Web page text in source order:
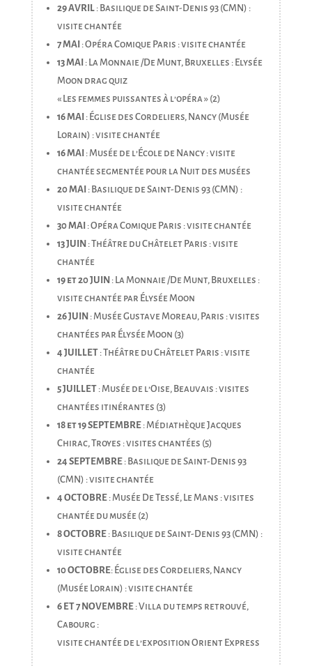
29 AVRIL: Basilique de Saint-Denis 93 (CMN) :
visite chantée
7 MAI : Opéra Comique Paris : visite chantée
13 MAI : La Monnaie /De Munt, Bruxelles : Elysée
Moon drag quiz
« Les femmes puissantes à l’opéra » (2)
16 MAI : Église des Cordeliers, Nancy (Musée
Lorain) : visite chantée
16 MAI : Musée de l’École de Nancy : visite
chantée segmentée pour la Nuit des musées
20 MAI : Basilique de Saint-Denis 93 (CMN) :
visite chantée
30 MAI : Opéra Comique Paris : visite chantée
13 JUIN : Théâtre du Châtelet Paris : visite
chantée
19 et 20 JUIN : La Monnaie /De Munt, Bruxelles :
visite chantée par Élysée Moon
26 JUIN : Musée Gustave Moreau, Paris : visites
chantées par Élysée Moon (3)
4 JUILLET: Théâtre du Châtelet Paris : visite
chantée
5 JUILLET: Musée de l’Oise, Beauvais : visites
chantées itinérantes (3)
18 et 19 SEPTEMBRE: Médiathèque Jacques
Chirac, Troyes : visites chantées (5)
24 SEPTEMBRE: Basilique de Saint-Denis 93
(CMN) : visite chantée
4 OCTOBRE: Musée De Tessé, Le Mans : visites
chantée du musée (2)
8 OCTOBRE: Basilique de Saint-Denis 93 (CMN) :
visite chantée
10 OCTOBRE: Église des Cordeliers, Nancy
(Musée Lorain) : visite chantée
6 ET 7 NOVEMBRE: Villa du temps retrouvé,
Cabourg :
visite chantée de l’exposition Orient Express